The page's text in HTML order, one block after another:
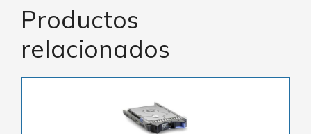
Productos
relacionados